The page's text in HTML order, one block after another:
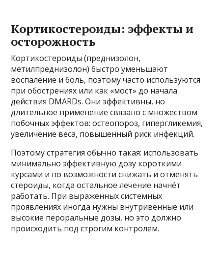
Кортикостероиды: эффекты и
осторожность
Кортикостероиды (преднизолон,
метилпреднизолон) быстро уменьшают
воспаление и боль, поэтому часто используются
при обострениях или как «мост» до начала
действия DMARDs. Они эффективны, но
длительное применение связано с множеством
побочных эффектов: остеопороз, гипергликемия,
увеличение веса, повышенный риск инфекций.
Поэтому стратегия обычно такая: использовать
минимально эффективную дозу короткими
курсами и по возможности снижать и отменять
стероиды, когда остальное лечение начнёт
работать. При выраженных системных
проявлениях иногда нужны внутривенные или
высокие пероральные дозы, но это должно
происходить под строгим контролем.